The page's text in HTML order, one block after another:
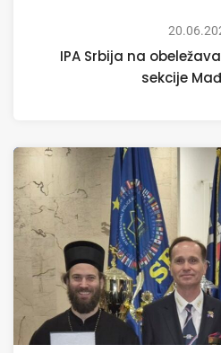
IPA Srbija na
sekcije